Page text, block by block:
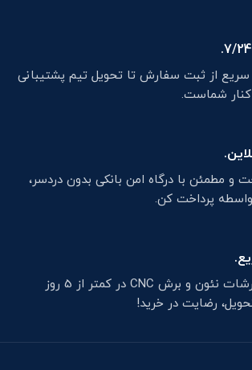
از ثبت سفارش تا تحویل تیم پشتیبانی
شماست.
و مطمئن با درگاه امن بانکی بدون دردسر،
پرداخت کن.
ارسال سفارشات نئون و برش CNC در کمتر از 5 روز
رضایت در خرید!